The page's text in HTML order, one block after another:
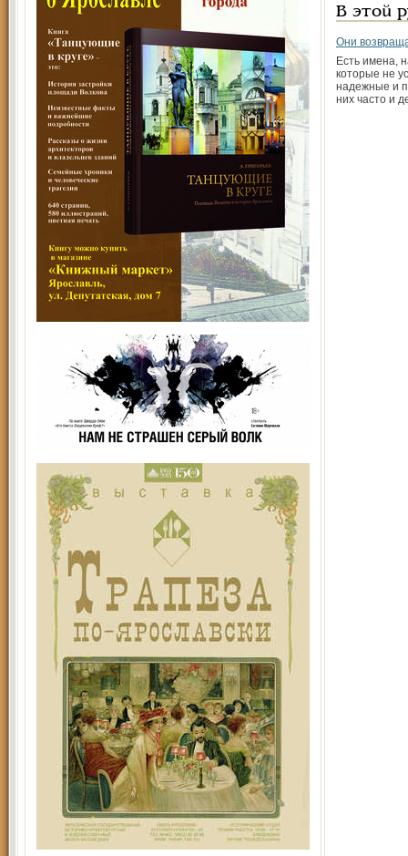
В этой
Они
Есть имена,
которые не
надежные и
них часто и